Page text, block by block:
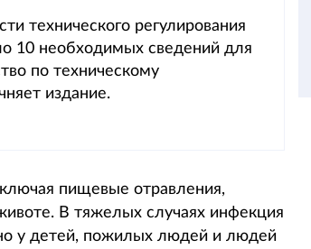
технического регулирования
10 необходимых сведений для
по техническому
издание.
пищевые отравления,
В тяжелых случаях инфекция
у детей, пожилых людей и людей